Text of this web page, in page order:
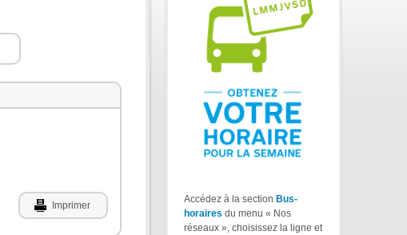
Imprimer
Accédez à la section Bus-
horaires du menu « Nos
réseaux », choisissez la ligne et